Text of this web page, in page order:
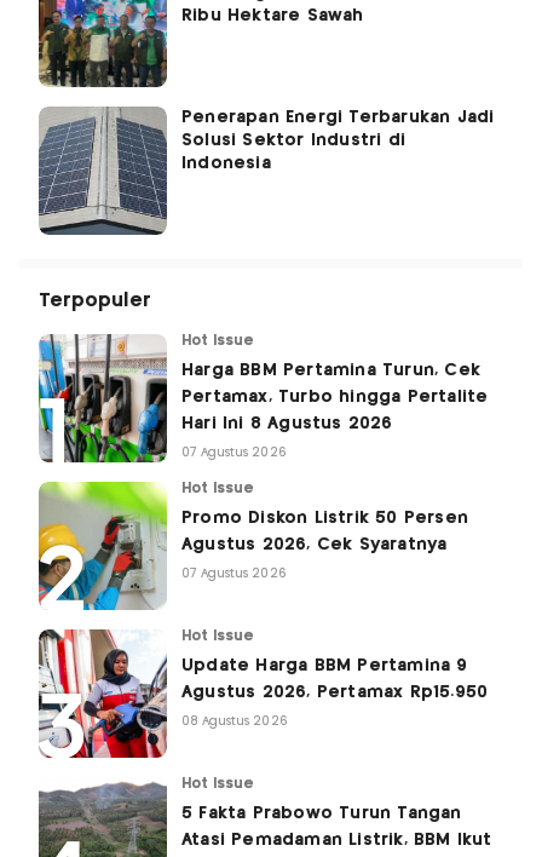
Ribu Hektare Sawah
Penerapan Energi Terbarukan Jadi
Solusi Sektor Industri di
Indonesia
Terpopuler
Hot Issue
Harga BBM Pertamina Turun, Cek
Pertamax, Turbo hingga Pertalite
Hari Ini 8 Agustus 2026
07 Agustus 2026
Hot Issue
Promo Diskon Listrik 50 Persen
Agustus 2026, Cek Syaratnya
07 Agustus 2026
Hot Issue
Update Harga BBM Pertamina 9
Agustus 2026, Pertamax Rp15.950
08 Agustus 2026
Hot Issue
5 Fakta Prabowo Turun Tangan
Atasi Pemadaman Listrik, BBM Ikut